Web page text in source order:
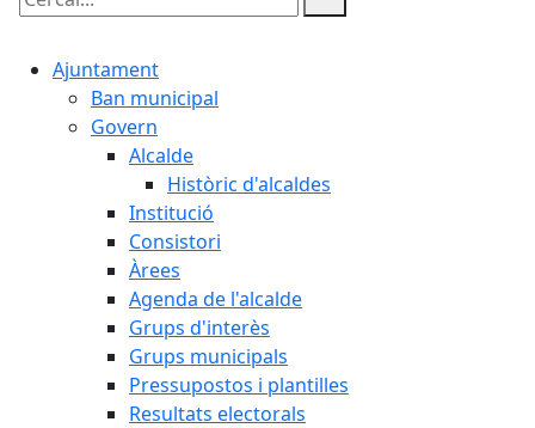
Cercar:
Ajuntament
Ban municipal
Govern
Alcalde
Històric d'alcaldes
Institució
Consistori
Àrees
Agenda de l'alcalde
Grups d'interès
Grups municipals
Pressupostos i plantilles
Resultats electorals